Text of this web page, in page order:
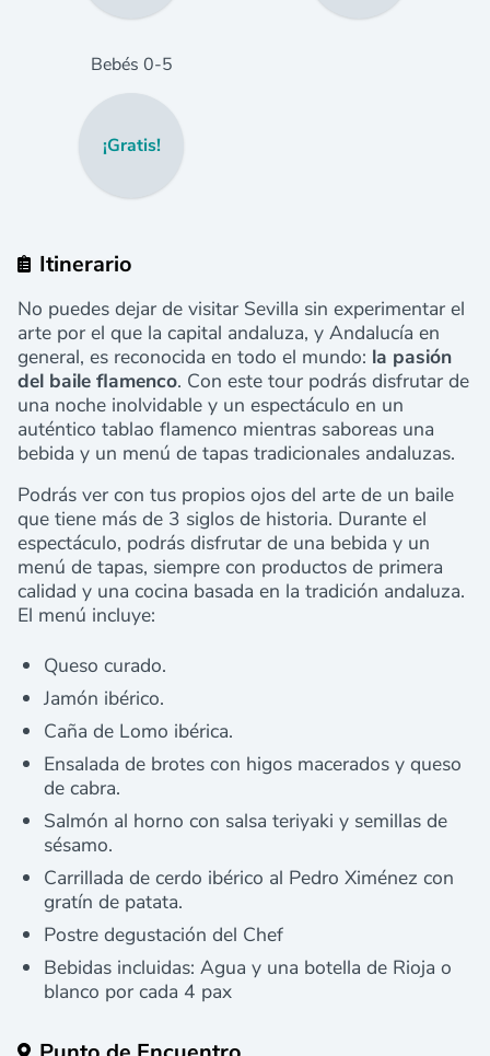
Bebés 0-5
¡Gratis!
Itinerario
No puedes dejar de visitar Sevilla sin experimentar el
arte por el que la capital andaluza, y Andalucía en
general, es reconocida en todo el mundo: la pasión
del baile flamenco. Con este tour podrás disfrutar de
una noche inolvidable y un espectáculo en un
auténtico tablao flamenco mientras saboreas una
bebida y un menú de tapas tradicionales andaluzas.
Podrás ver con tus propios ojos del arte de un baile
que tiene más de 3 siglos de historia. Durante el
espectáculo, podrás disfrutar de una bebida y un
menú de tapas, siempre con productos de primera
calidad y una cocina basada en la tradición andaluza.
El menú incluye:
Queso curado.
Jamón ibérico.
Caña de Lomo ibérica.
Ensalada de brotes con higos macerados y queso
de cabra.
Salmón al horno con salsa teriyaki y semillas de
sésamo.
Carrillada de cerdo ibérico al Pedro Ximénez con
gratín de patata.
Postre degustación del Chef
Bebidas incluidas: Agua y una botella de Rioja o
blanco por cada 4 pax